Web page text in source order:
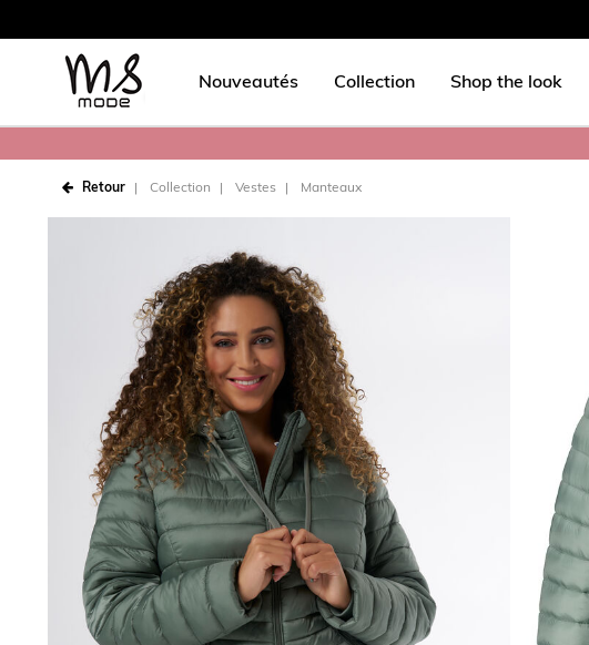
Nouveautés Collection Shop the look
Retour Collection Vestes Manteaux